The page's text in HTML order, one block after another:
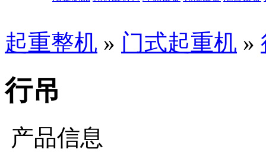
起重整机 » 门式起重机 »
行吊
产品信息